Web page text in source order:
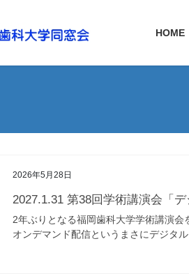
HOME
2026年5月28日
2027.1.31 第38回学術講演会「
2年ぶりとなる福岡歯科大学学術講演
オンデマンド配信というまさにデジタ